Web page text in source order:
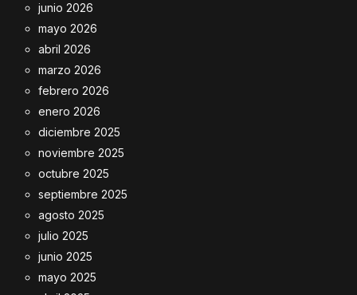
junio 2026
mayo 2026
abril 2026
marzo 2026
febrero 2026
enero 2026
diciembre 2025
noviembre 2025
octubre 2025
septiembre 2025
agosto 2025
julio 2025
junio 2025
mayo 2025